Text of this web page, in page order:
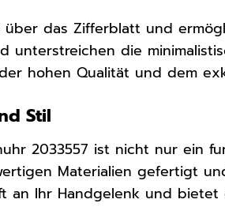
das Zifferblatt und
unterstreichen die
hohen Qualität und dem
Stil
2033557 ist nicht nur ein
Materialien gefertigt
an Ihr Handgelenk und